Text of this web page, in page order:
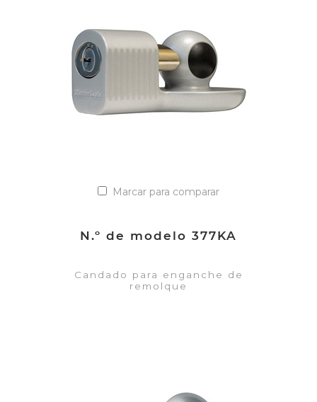
Añadir a la lista de cotización
Marcar para comparar
N.º de modelo 377KA
Candado para enganche de
remolque